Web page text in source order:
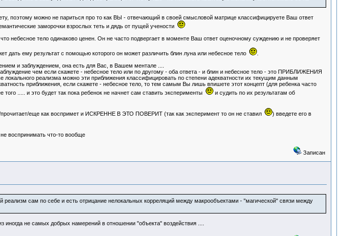
поэтому можно не париться про то как ВЫ - отвечающий в своей смысловой матрице классифицируете Ваш ответ
заморочки взрослых теть и дядь от пущей учености
небесное тело одинаково ценен. Он не часто подвергает в моменте Ваш ответ оценочному суждению и не проверяет
дать ему результат с помощью которого он может различить блин луна или небесное тело
.
и заблуждением, она есть для Вас, в Вашем ментале ....
чем если скажете - небесное тело или по другому - оба ответа - и блин и небесное тело - это ПРИБЛИЖЕНИЯ
реализма можно эти приближения классифицировать по степени адекватности их текущим данным
приближения, если скажете - небесное тело, то тем самым Вы лишь впишете этот концепт (для ребенка часто
..... и это будет так пока ребенок не начнет сам ставить эксперименты
и судить по их результатам об
еще как воспримет и ИСКРЕННЕ В ЭТО ПОВЕРИТ (так как эксперимент то он не ставил
) введете его в
воспринимать что-то вообще
Записан
реализм сам по себе и есть отрицание нелокальных корреляций между макрообъектами - "магической" связи между
иногда не самых добрых намерений в отношении "объекта" воздействия ....